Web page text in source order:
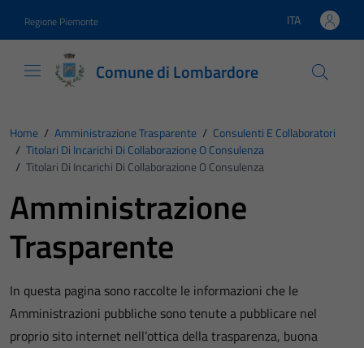
Regione Piemonte Lingua attiva:
ITA
Comune di Lombardore
Home / Amministrazione Trasparente / Consulenti E Collaboratori
/ Titolari Di Incarichi Di Collaborazione O Consulenza
/ Titolari Di Incarichi Di Collaborazione O Consulenza
Amministrazione
Trasparente
In questa pagina sono raccolte le informazioni che le
Amministrazioni pubbliche sono tenute a pubblicare nel
proprio sito internet nell’ottica della trasparenza, buona